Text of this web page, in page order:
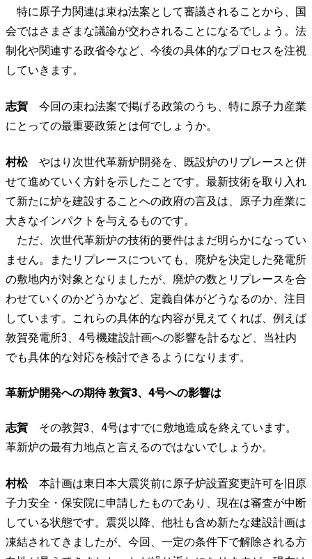
特に原子力関連は束ね法案として審議されることから、国
会ではさまざまな議論が交わされることになるでしょう。法
制化や関連する政省令など、今後の具体的なプロセスを注視
していきます。
志賀 今回の束ね法案で掲げる政策のうち、特に原子力産業
にとっての最重要政策とは何でしょうか。
村松やはり次世代革新炉開発を、既設炉のリプレースと併
せて進めていく方針を示したことです。最新技術を取り入れ
て新たに炉を建設することへの政府の言及は、原子力産業に
大きなインパクトを与えるものです。
ただ、次世代革新炉の技術的要件はまだ明らかになってい
ません。またリプレースについても、廃炉を決定した発電所
の敷地内が対象となりましたが、廃炉の数とリプレースを合
わせていくのかどうかなど、定義自体がどうなるのか、注目
しています。これらの具体的な内容が見えてくれば、例えば
敦賀発電所3、4号機建設計画への影響を計るなど、当社内
でも具体的な対応を検討できるようになります。
革新炉開発への期待 敦賀3、4号への影響は
志賀 その敦賀3、4号はすでに敷地造成を終えています。
革新炉の最有力地点と言えるのではないでしょうか。
村松本計画は東日本大震災前に原子炉設置変更許可を旧原
子力安全・保安院に申請したものであり、現在は審査が中断
している状態です。震災以降、他社も含め新たな建設計画は
凍結されてきましたが、今回、一定の条件下で解除される方